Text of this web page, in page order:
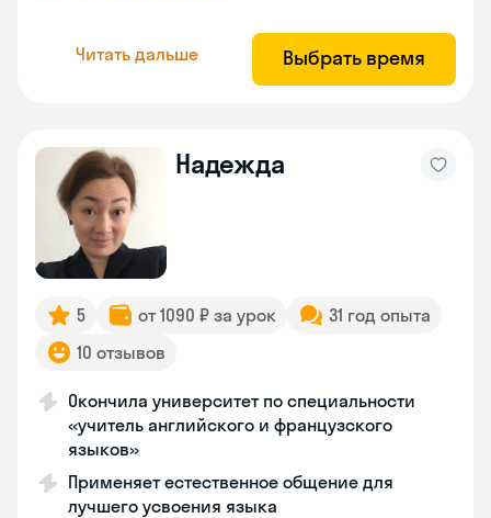
Читать дальше Выбрать время
Надежда
5 от 1090 ₽ за урок
31 год опыта
10 отзывов
Окончила университет по специальности
«учитель английского и французского
языков»
Применяет естественное общение для
лучшего усвоения языка